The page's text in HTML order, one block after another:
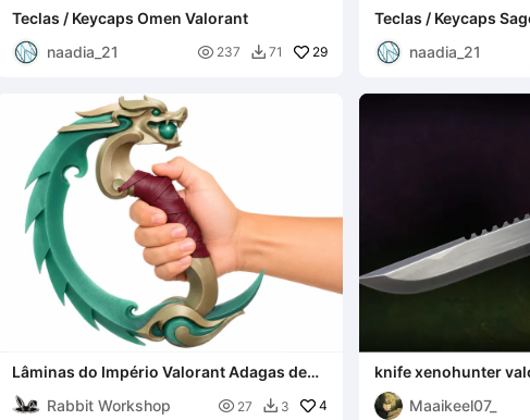
Teclas / Keycaps Omen Valorant
naadia_21
 237  71 29
Teclas / Keycaps
naadia_21
Lâminas do Império Valorant Adagas de
Rabbit Workshop
 27  3 4
knife xenohunter
Maaikeel07_